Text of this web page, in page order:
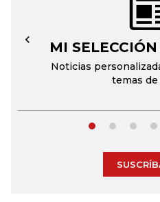
MI
Noticias
temas
←